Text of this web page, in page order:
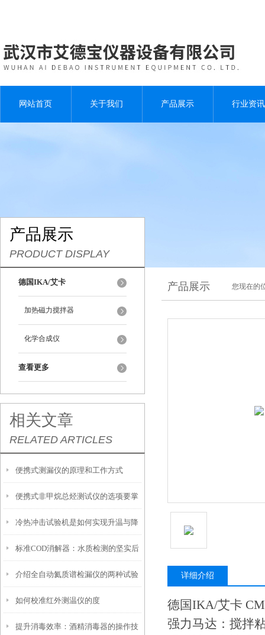
网站首页 关于我们 产品展示 行业资讯
产品展示
PRODUCT DISPLAY
德国IKA/艾卡
加热磁力搅拌器
化学合成仪
查看更多
相关文章
RELATED ARTICLES
便携式测漏仪的原理和工作方式
便携式非甲烷总烃测试仪的选项要掌
握这些内容
冷热冲击试验机是如何实现升温与降
温的过程？
标准COD消解器：水质检测的坚实后
盾
介绍全自动氦质谱检漏仪的两种试验
方法
如何校准红外测温仪的度
提升消毒效率：酒精消毒器的操作技
产品展示 您现在的
详细介绍
德国IKA/艾卡
强力马达：搅拌